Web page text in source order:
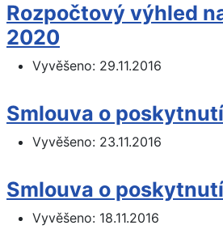
Rozpočtový výhled
2020
Vyvěšeno: 29.11.2016
Smlouva o
Vyvěšeno: 23.11.2016
Smlouva o
Vyvěšeno: 18.11.2016